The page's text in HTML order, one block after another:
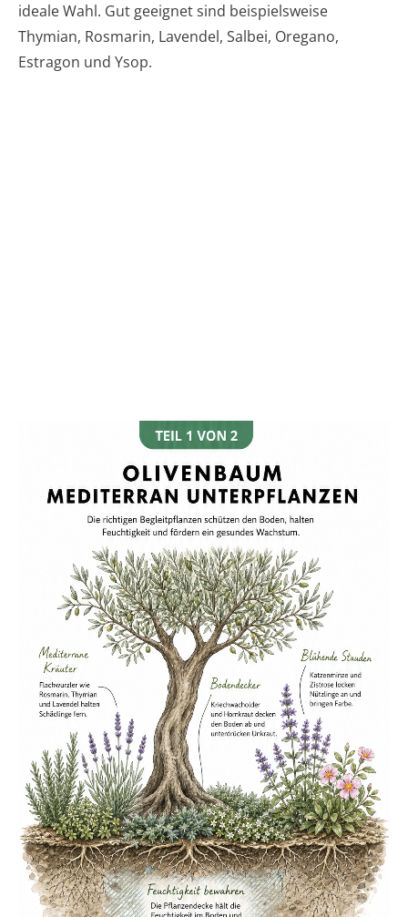
ideale Wahl. Gut geeignet sind beispielsweise
Thymian, Rosmarin, Lavendel, Salbei, Oregano,
Estragon und Ysop.